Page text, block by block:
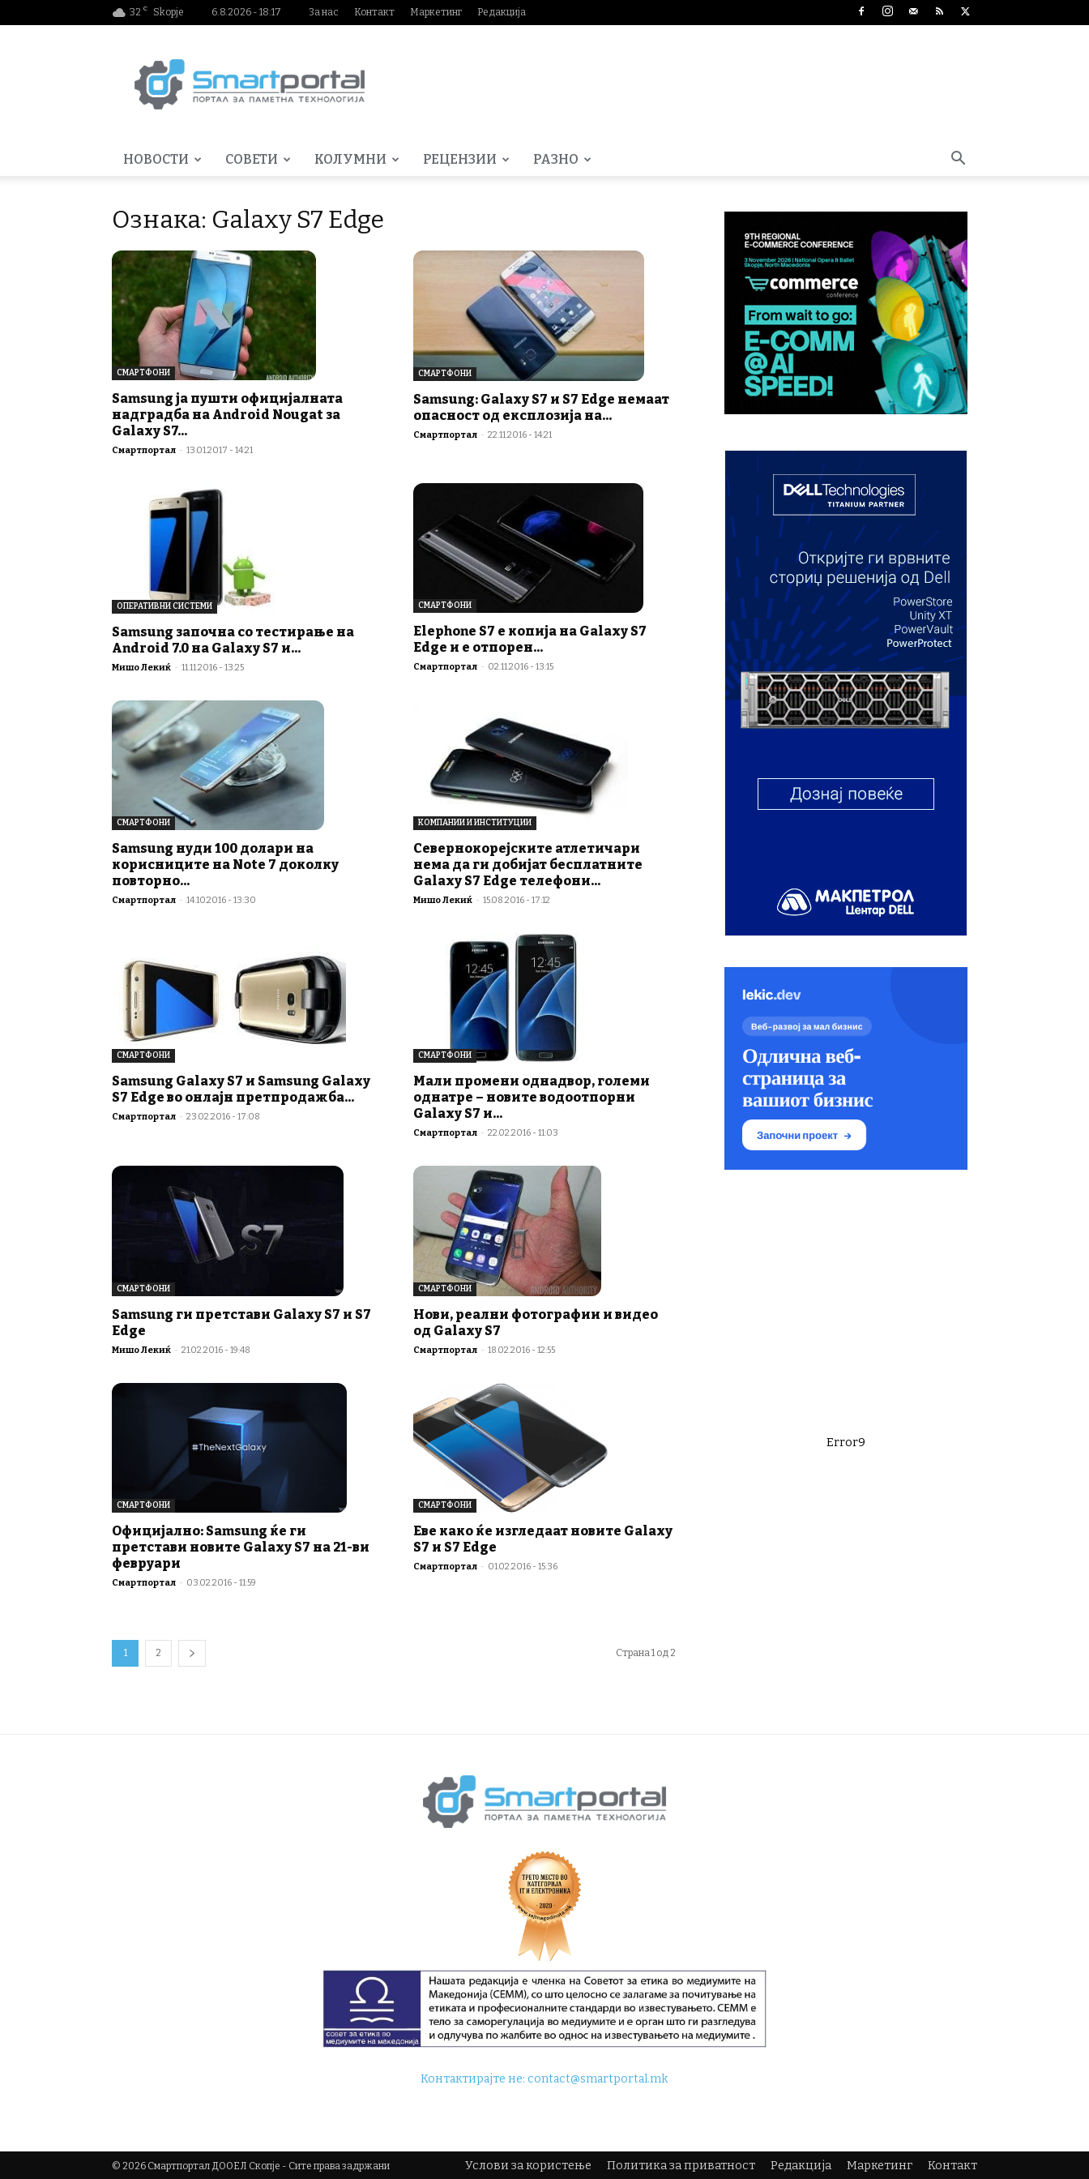
32 C Skopje 6.8.2026 - 18:17 За нас Контакт Маркетинг Редакција
НОВОСТИ СОВЕТИ КОЛУМНИ РЕЦЕНЗИИ РАЗНО
Ознака: Galaxy S7 Edge
СМАРТФОНИ
Samsung ја пушти официјалната
надградба на Android Nougat за
Galaxy S7...
Смартпортал - 13.01.2017 - 14:21
СМАРТФОНИ
Samsung: Galaxy S7 и S7 Edge немаат
опасност од експлозија на...
Смартпортал - 22.11.2016 - 14:21
ОПЕРАТИВНИ СИСТЕМИ
Samsung започна со тестирање на
Android 7.0 на Galaxy S7 и...
Мишо Лекиќ - 11.11.2016 - 13:25
СМАРТФОНИ
Elephone S7 е копија на Galaxy S7
Edge и е отпорен...
Смартпортал - 02.11.2016 - 13:15
СМАРТФОНИ
Samsung нуди 100 долари на
корисниците на Note 7 доколку
повторно...
Смартпортал - 14.10.2016 - 13:30
КОМПАНИИ И ИНСТИТУЦИИ
Севернокорејските атлетичари
нема да ги добијат бесплатните
Galaxy S7 Edge телефони...
Мишо Лекиќ - 15.08.2016 - 17:12
СМАРТФОНИ
Samsung Galaxy S7 и Samsung Galaxy
S7 Edge во онлајн претпродажба...
Смартпортал - 23.02.2016 - 17:08
СМАРТФОНИ
Мали промени однадвор, големи
однатре – новите водоотпорни
Galaxy S7 и...
Смартпортал - 22.02.2016 - 11:03
СМАРТФОНИ
Samsung ги претстави Galaxy S7 и S7
Edge
Мишо Лекиќ - 21.02.2016 - 19:48
СМАРТФОНИ
Нови, реални фотографии и видео
од Galaxy S7
Смартпортал - 18.02.2016 - 12:55
СМАРТФОНИ
Официјално: Samsung ќе ги
претстави новите Galaxy S7 на 21-ви
февруари
Смартпортал - 03.02.2016 - 11:59
СМАРТФОНИ
Еве како ќе изгледаат новите Galaxy
S7 и S7 Edge
Смартпортал - 01.02.2016 - 15:36
1 2 Страна 1 од 2
Error9
Контактирајте не:contact@smartportal.mk
Услови за користење Политика за приватност Редакција Маркетинг Контакт
© 2026 Смартпортал ДООЕЛ Скопје - Сите права задржани